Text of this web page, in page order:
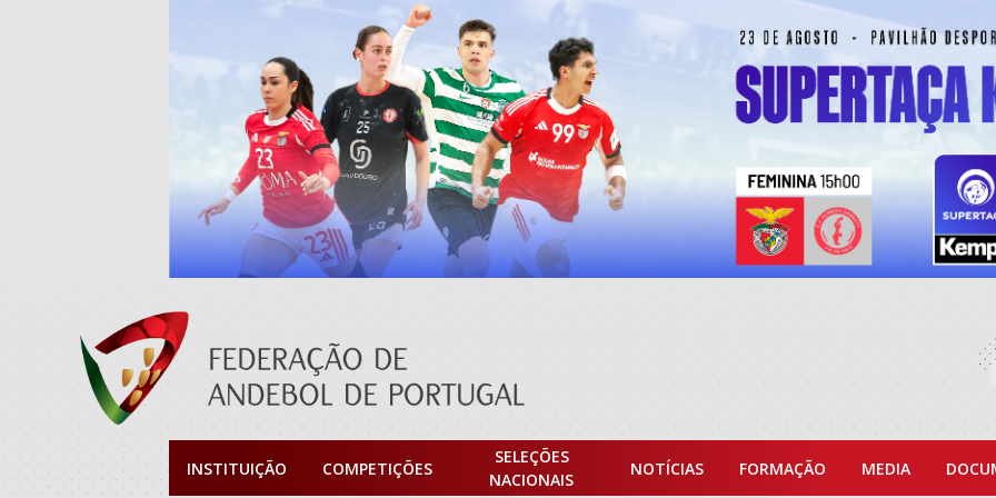
INSTITUIÇÃO COMPETIÇÕES
SELEÇÕES
NACIONAIS
NOTÍCIAS FORMAÇÃO MEDIA